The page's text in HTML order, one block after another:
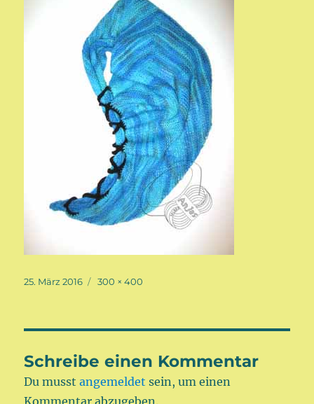
Veröffentlicht
25. März 2016
Volle
300 × 400
Schreibe einen Kommentar
Du musstangemeldet sein, um einen
Kommentar abzugeben.